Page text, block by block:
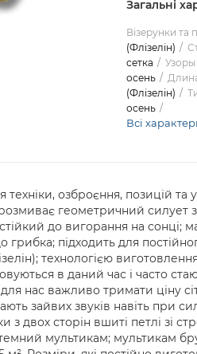
Загальні
Візерунки та
(Флізелін)
сетка
осень
(Флізелін)
осень
Всі
озброєння, позицій та
геометричний силует
до вигорання на сонці;
підходить для
технологією
в даний час і часто
нас важливо тримати ціну
зайвих звуків навіть при
з двох сторін вшиті петлі зі
мультикам; мультикам